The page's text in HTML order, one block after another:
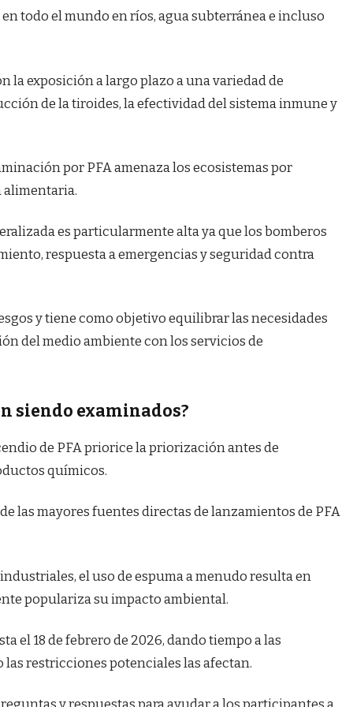
todo el mundo en ríos, agua subterránea e incluso
la exposición a largo plazo a una variedad de
de la tiroides, la efectividad del sistema inmune y
por PFA amenaza los ecosistemas por
alimentaria.
es particularmente alta ya que los bomberos
respuesta a emergencias y seguridad contra
y tiene como objetivo equilibrar las necesidades
del medio ambiente con los servicios de
siendo examinados?
de PFA priorice la priorización antes de
químicos.
las mayores fuentes directas de lanzamientos de PFA
el uso de espuma a menudo resulta en
populariza su impacto ambiental.
el 18 de febrero de 2026, dando tiempo a las
restricciones potenciales las afectan.